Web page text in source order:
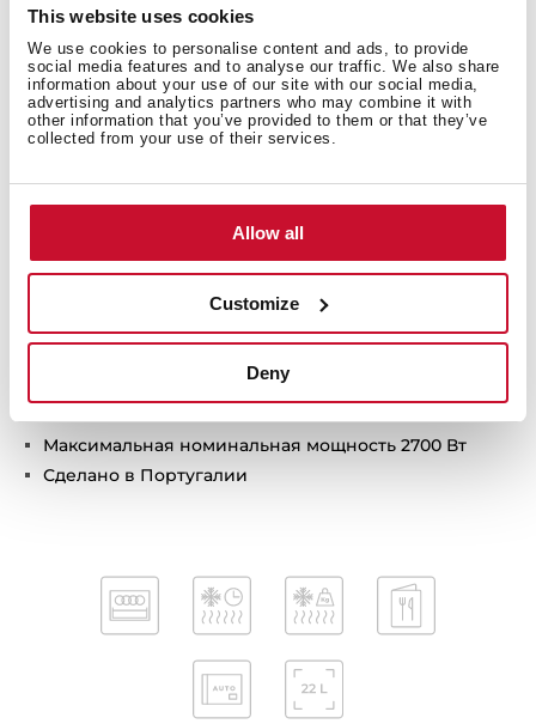
This website uses cookies
We use cookies to personalise content and ads, to provide
social media features and to analyse our traffic. We also share
information about your use of our site with our social media,
advertising and analytics partners who may combine it with
other information that you’ve provided to them or that they’ve
collected from your use of their services.
Allow all
Customize
Deny
Откидной гриль 1200 Вт
Быстрый старт +30 сек.
Разморозка по времени и весу
Внутреннее покрытие из нержавеющей стали
Керамическое основание (без поворотного
Двухслойная термоизолированная дверца
дверцы
Прямоугольная решётка с ножками - 1 шт.
Блюдо для подрумянивания с антискользящим и
Максимальная номинальная мощность 2700 Вт
Сделано в Португалии